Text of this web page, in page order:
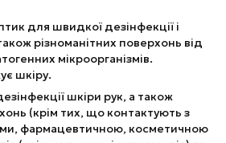
для швидкої дезінфекції і
різноманітних поверхонь від
мікроорганізмів.
шкіру.
шкіри рук, а також
(крім тих, що контактують з
фармацевтичною, косметичною